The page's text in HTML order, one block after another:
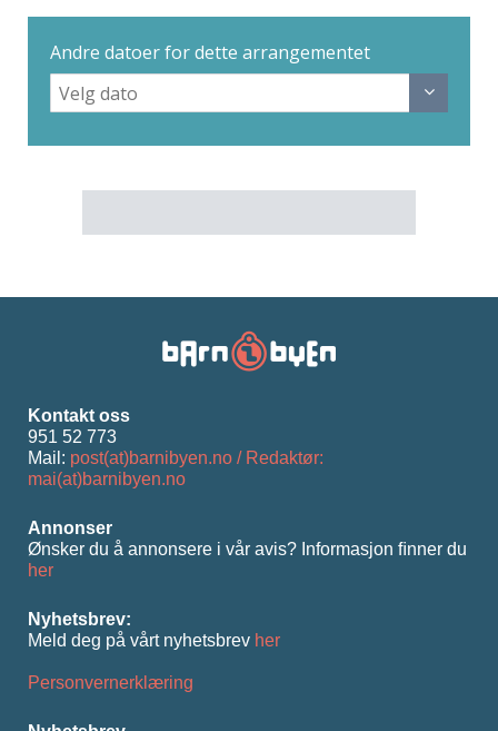
Andre datoer for dette arrangementet
Kontakt oss
951 52 773
Mail: post(at)barnibyen.no / Redaktør:
mai(at)barnibyen.no
Annonser
Ønsker du å annonsere i vår avis? Informasjon ﬁnner du
her
Nyhetsbrev:
Meld deg på vårt nyhetsbrev her
Personvernerklæring